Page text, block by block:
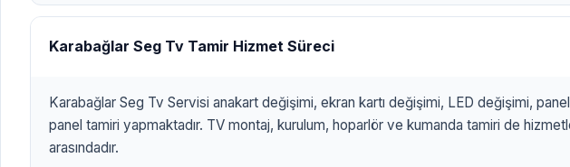
Karabağlar Seg Tv Tamir Hizmet Süreci
Karabağlar Seg Tv Servisi anakart değişimi, ekran kartı değişimi, LED değişimi,
panel tamiri yapmaktadır. TV montaj, kurulum, hoparlör ve kumanda tamiri de
arasındadır.